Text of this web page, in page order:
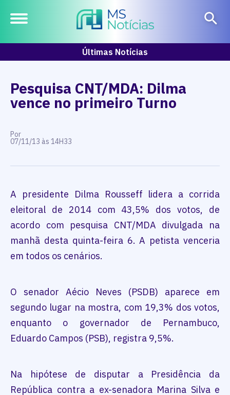
Últimas Notícias
Pesquisa CNT/MDA: Dilma
vence no primeiro Turno
Por
07/11/13 às 14H33
A presidente Dilma Rousseff lidera a corrida
eleitoral de 2014 com 43,5% dos votos, de
acordo com pesquisa CNT/MDA divulgada na
manhã desta quinta-feira 6. A petista venceria
em todos os cenários.
O senador Aécio Neves (PSDB) aparece em
segundo lugar na mostra, com 19,3% dos votos,
enquanto o governador de Pernambuco,
Eduardo Campos (PSB), registra 9,5%.
Na hipótese de disputar a Presidência da
República contra a ex-senadora Marina Silva e